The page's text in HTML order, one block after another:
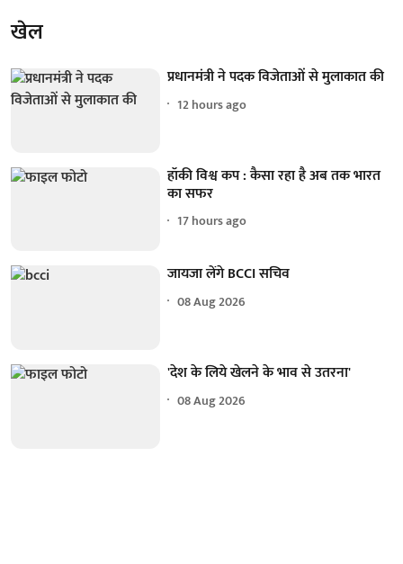
खेल
प्रधानमंत्री ने पदक विजेताओं से मुलाकात की
12 hours ago
हॉकी विश्व कप : कैसा रहा है अब तक भारत
का सफर
17 hours ago
जायजा लेंगे BCCI सचिव
08 Aug 2026
'देश के लिये खेलने के भाव से उतरना'
08 Aug 2026